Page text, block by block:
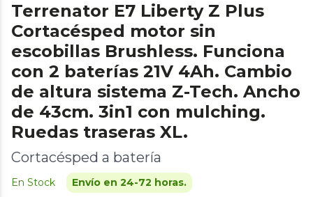
Terrenator E7 Liberty Z Plus
Cortacésped motor sin
escobillas Brushless. Funciona
con 2 baterías 21V 4Ah. Cambio
de altura sistema Z-Tech. Ancho
de 43cm. 3in1 con mulching.
Ruedas traseras XL.
Cortacésped a batería
En Stock Envío en 24-72 horas.